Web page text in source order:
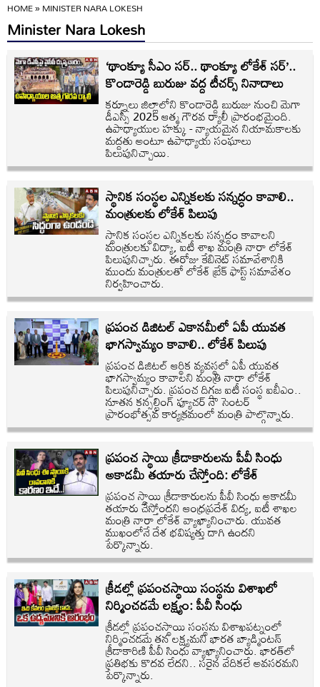
HOME»MINISTER NARA LOKESH
Minister Nara Lokesh
‘థాంక్యూ సీఎం సర్.. థాంక్యూ లోకేశ్ సర్’..
కొండారెడ్డి బురుజు వద్ద టీచర్స్ నినాదాలు
కర్నూలు జిల్లాలోని కొండారెడ్డి బురుజు నుంచి మెగా
డీఎస్సీ 2025 ఆత్మ గౌరవ ర్యాలీ ప్రారంభమైంది.
ఉపాధ్యాయుల హక్కు - న్యాయమైన నియామకాలకు
మద్దతు అంటూ ఉపాధ్యాయ సంఘాలు
పిలుపునిచ్చాయి.
స్థానిక సంస్థల ఎన్నికలకు సన్నద్ధం కావాలి..
మంత్రులకు లోకేశ్ పిలుపు
స్థానిక సంస్థల ఎన్నికలకు సన్నద్ధం కావాలని
మంత్రులకు విద్యా, ఐటీ శాఖ మంత్రి నారా లోకేశ్
పిలుపునిచ్చారు. ఈరోజు కేబినెట్ సమావేశానికి
ముందు మంత్రులతో లోకేశ్ బ్రేక్ ఫాస్ట్ సమావేశం
నిర్వహించారు.
ప్రపంచ డిజిటల్ ఎకానమీలో ఏపీ యువత
భాగస్వామ్యం కావాలి.. లోకేశ్ పిలుపు
ప్రపంచ డిజిటల్ ఆర్థిక వ్యవస్థలో ఏపీ యువత
భాగస్వామ్యం కావాలని మంత్రి నారా లోకేశ్
పిలుపునిచ్చారు. ప్రపంచ దిగ్గజ ఐటీ సంస్థ ఐబీఎం..
నూతన కన్సల్టింగ్ ఫ్యూచర్ నౌ సెంటర్
ప్రారంభోత్సవ కార్యక్రమంలో మంత్రి పాల్గొన్నారు.
ప్రపంచ స్థాయి క్రీడాకారులను పీవీ సింధు
అకాడమీ తయారు చేస్తోంది: లోకేశ్
ప్రపంచ స్థాయి క్రీడాకారులను పీవీ సింధు అకాడమీ
తయారు చేస్తోందని ఆంధ్రప్రదేశ్ విద్య, ఐటీ శాఖల
మంత్రి నారా లోకేశ్ వ్యాఖ్యానించారు. యువత
ముఖంలోనే దేశ భవిష్యత్తు దాగి ఉందని
పేర్కొన్నారు.
క్రీడల్లో ప్రపంచస్థాయి సంస్థను విశాఖలో
నిర్మించడమే లక్ష్యం: పీవీ సింధు
క్రీడల్లో ప్రపంచస్థాయి సంస్థను విశాఖపట్నంలో
నిర్మించడమే తన లక్ష్యమని భారత బ్యాడ్మింటన్
క్రీడాకారిణి పీవీ సింధు వ్యాఖ్యానించారు. భారత్‌లో
ప్రతిభకు కొదవ లేదని.. సరైన వేదికలే అవసరమని
పేర్కొన్నారు.